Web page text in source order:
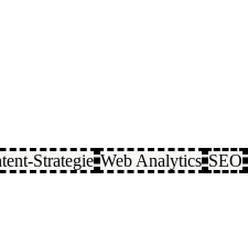
Strategie Web Analytics SEO